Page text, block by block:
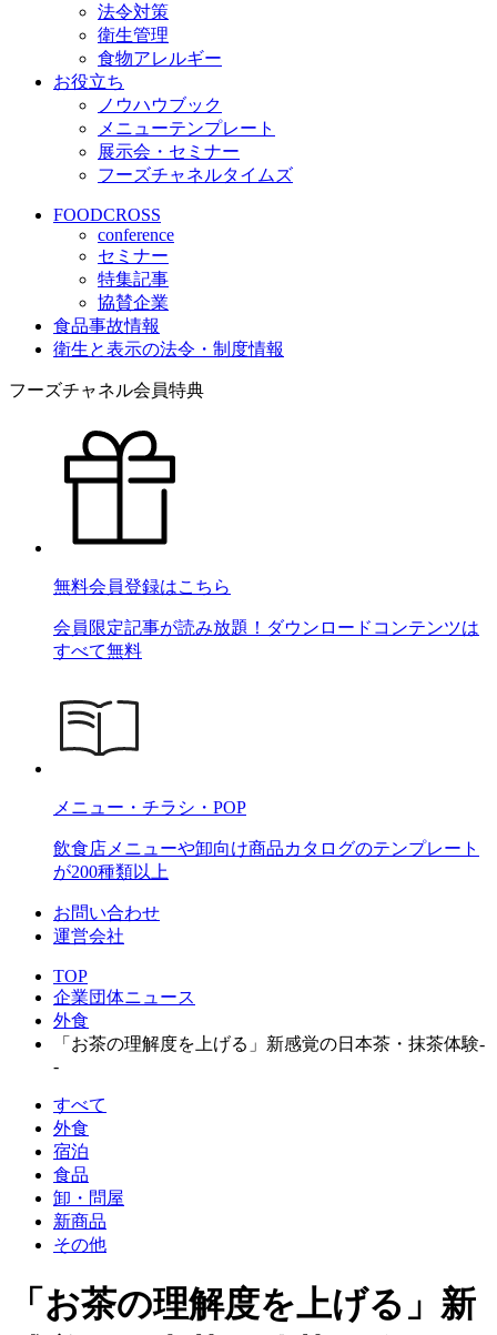
法令対策
衛生管理
食物アレルギー
お役立ち
ノウハウブック
メニューテンプレート
展示会・セミナー
フーズチャネルタイムズ
FOODCROSS
conference
セミナー
特集記事
協賛企業
食品事故情報
衛生と表示の法令・制度情報
フーズチャネル会員特典
無料会員登録はこちら
会員限定記事が読み放題！ダウンロードコンテンツは
すべて無料
メニュー・チラシ・POP
飲食店メニューや卸向け商品カタログのテンプレート
が200種類以上
お問い合わせ
運営会社
TOP
企業団体ニュース
外食
「お茶の理解度を上げる」新感覚の日本茶・抹茶体験-
-
すべて
外食
宿泊
食品
卸・問屋
新商品
その他
「お茶の理解度を上げる」新